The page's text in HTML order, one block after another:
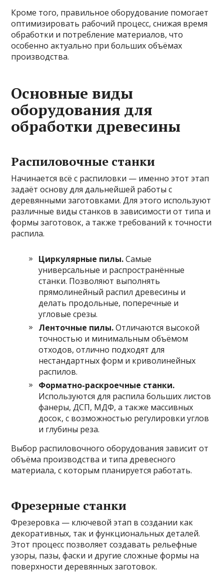
Кроме того, правильное оборудование помогает
оптимизировать рабочий процесс, снижая время
обработки и потребление материалов, что
особенно актуально при больших объёмах
производства.
Основные виды
оборудования для
обработки древесины
Распиловочные станки
Начинается всё с распиловки — именно этот этап
задаёт основу для дальнейшей работы с
деревянными заготовками. Для этого используют
различные виды станков в зависимости от типа и
формы заготовок, а также требований к точности
распила.
Циркулярные пилы.Самые
универсальные и распространённые
станки. Позволяют выполнять
прямолинейный распил древесины и
делать продольные, поперечные и
угловые срезы.
Ленточные пилы.Отличаются высокой
точностью и минимальным объёмом
отходов, отлично подходят для
нестандартных форм и криволинейных
распилов.
Форматно-раскроечные станки.
Используются для распила больших листов
фанеры, ДСП, МДФ, а также массивных
досок, с возможностью регулировки углов
и глубины реза.
Выбор распиловочного оборудования зависит от
объёма производства и типа древесного
материала, с которым планируется работать.
Фрезерные станки
Фрезеровка — ключевой этап в создании как
декоративных, так и функциональных деталей.
Этот процесс позволяет создавать рельефные
узоры, пазы, фаски и другие сложные формы на
поверхности деревянных заготовок.